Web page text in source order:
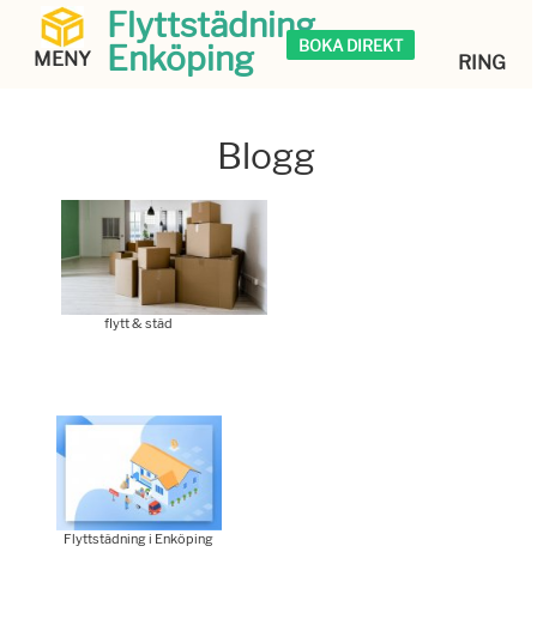
MENY
Flyttstädning
Enköping
BOKA DIREKT
RING
Blogg
flytt & städ
Flyttstädning i Enköping